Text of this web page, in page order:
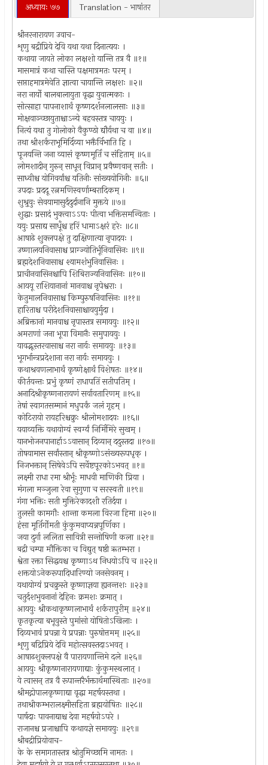
अध्यायः ७७ Translation - भाषांतर
श्रीनरनारायण उवाच-
शृणु बद्रीप्रिये देवि यथा यथा दिनात्ययः ।
कथाया जायते लोका लक्षशो यान्ति तत्र वै ॥१॥
मासमात्रं कथा चास्ति पक्षमात्रमतः परम् ।
सप्ताहमात्रमेवेति ज्ञात्वा चायान्ति लक्षशः ॥२॥
नरा नार्यो बालबालायुता वृद्धा युवात्मकाः ।
सोत्साहा पापनाशार्थं कृष्णदर्शनलालसाः ॥३॥
मोक्षवाञ्च्छायुताश्चाऽन्ये बहवस्तत्र चाययुः ।
नित्यं यथा तु गोलोको वैकुण्ठो द्यौर्यथा च वा ॥४॥
तथा श्रीशर्कराभूमिर्दिव्या भक्तैर्विभाति हि ।
पूजयन्ति जना व्यासं कृष्णमूर्तिं च संहिताम् ॥५॥
लोमशादीन् गुरुन् साधून् विप्रान् प्रवैष्णवान् सतीः ।
साध्वीश्च योगिवर्यांश्च यतिनीः सांख्ययोगिनीः ॥६॥
उपदाः प्रददू रत्नमणिस्वर्णाम्बरादिकम् ।
शुश्रुवुः सेवयामासुर्ददुर्दानानि मुक्तये ॥७॥
शुद्धाः प्रसादं भुक्त्वाऽऽपः पीत्वा भक्तिसमन्विताः ।
ययुः प्रसाद्य साधूँश्च हरिं धामाऽक्षरं हरेः ॥८॥
आषाढे शुक्लपक्षे तु दाक्षिणात्या नृपादयः ।
उष्णालयनिवासाश्च प्राग्ज्योतिर्भूनिवासिनः ॥९॥
ब्रह्मदेशनिवासाश्च श्यामशंभुनिवासिनः ।
प्राचीनवासिनश्चापि शिबिराज्यनिवासिनः ॥१०॥
आययू राशियानानां मानवाश्च नृपेश्वराः ।
केतुमालनिवासाश्च किम्पुरुषनिवासिनः ॥११॥
हारिताश्च परीदेशनिवासाश्चाययुर्मुदा ।
अब्रिक्तानां मानवाश्च नृपास्तत्र समाययुः ॥१२॥
अमराणां जना भूपा विमानैः समुपाययुः ।
यावद्भूस्तरवासाश्च नरा नार्यः समाययुः ॥१३॥
भूगर्भान्त्रप्रदेशाना नरा नार्यः समाययुः ।
कथाश्रवणलाभार्थं कृष्णेक्षार्थं विशेषतः ॥१४॥
कीर्तयन्तः प्रभुं कृष्णं राधापतिं सतीपतिम् ।
अनादिश्रीकृष्णनारायणं सर्वावतारिणम् ॥१५॥
तेषां स्वागतसम्मानं मधुपर्कं जलं गृहम् ।
कोटिरायो रायहरिश्चक्रुः श्रीलोमशादयः ॥१६॥
ययाव्यक्ति यथायोग्यं स्वर्ग्यं निर्मिमिरे सुखम् ।
यानभोजनपानार्हाऽऽवासान् दिव्यान् ददुस्तदा ॥१७॥
तोषयामास सर्वांस्तान् श्रीकृष्णोऽसंख्यरूपधृक् ।
निजभक्तान् सिषेवेऽपि सर्वेष्टपूरकोऽभवत् ॥१॥
लक्ष्मी राधा रमा श्रीर्भूः माधवी माणिकी प्रिया ।
मंगला मञ्जुला रेवा सुगुणा च सरस्वती ॥१९॥
गंगा भक्तिः सती मुक्तिरेकादशी रतिर्दया ।
तुलसी कामगौः शान्ता कमला विरजा हिमा ॥२०॥
हंसा मूर्तिर्गोमती कुंकुमवाप्यन्नपूर्णिका ।
जया दुर्गा ललिता सावित्री सन्तोषिणी कला ॥२१॥
बद्री चम्पा मौक्तिका च विद्युत् षष्ठी ऋतम्भरा ।
श्वेता रक्ता सिद्धयश्च कृष्णाऽथ निधयोऽपि च ॥२२॥
शक्तयोऽनेकरूपादिधारिण्यो जनसेवनम् ।
यथायोग्यं प्रचक्रुस्ते कृष्णाज्ञया ह्यनन्तशः ॥२३॥
चतुर्दशभुवनानां देहिनः क्रमशः क्रमात् ।
आययुः श्रीकथाकृष्णलाभार्थं शर्करापुरीम् ॥२४॥
कृतकृत्या बभूवुस्ते पुमांसो योषितोऽखिलाः ।
दिव्यभावं प्रपन्ना ये प्रपन्नाः पुरुषोत्तमम् ॥२५॥
शृणु बद्रिप्रिये देवि महोत्सवस्तदाऽभवत् ।
आषाढशुक्लपक्षे वै पारायणान्तिमे दले ॥२६॥
आययुः श्रीकृष्णनारायणाद्याः कुंकुमस्थलात् ।
ये त्वासन् तत्र वै रूपान्तरैर्भक्तार्थमास्थिताः ॥२७॥
श्रीमद्गोपालकृष्णाद्या वृद्धा महर्षयस्तथा ।
तथाश्रीकम्भरालक्ष्मीसहिता ब्रह्मयोषितः ॥२८॥
पार्षदाः पावनाद्याश्च देवा महर्षयोऽपरे ।
राजानश्च प्रजाश्चापि कथायज्ञे समाययुः ॥२९॥
श्रीबद्रीप्रियोवाच-
के के समागतास्तत्र श्रोतुमिच्छामि नामतः ।